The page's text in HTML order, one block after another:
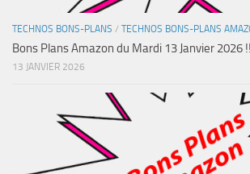
TECHNOS BONS-PLANS / TECHNOS BONS-PLANS
Bons Plans Amazon du Mardi 13 Janvier 2026
13 JANVIER 2026